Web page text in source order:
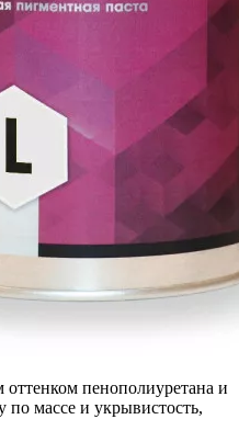
пенополиуретана и
массе и укрывистость,